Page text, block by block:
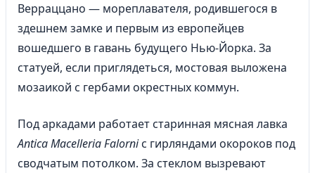
Верраццано — мореплавателя, родившегося в
здешнем замке и первым из европейцев
вошедшего в гавань будущего Нью-Йорка. За
статуей, если приглядеться, мостовая выложена
мозаикой с гербами окрестных коммун.
Под аркадами работает старинная мясная лавка
Antica Macelleria Falorniс гирляндами окороков под
сводчатым потолком. За стеклом вызревают